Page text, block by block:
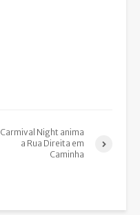
Carmival Night anima
a Rua Direita em
Caminha